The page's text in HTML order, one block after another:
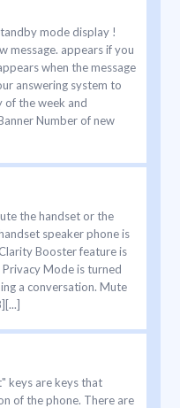
mode display !
message. appears if you
when the message
answering system to
of the week and
Number of new
the handset or the
speaker phone is
Booster feature is
Mode is turned
a conversation. Mute
keys are keys that
of the phone. There are